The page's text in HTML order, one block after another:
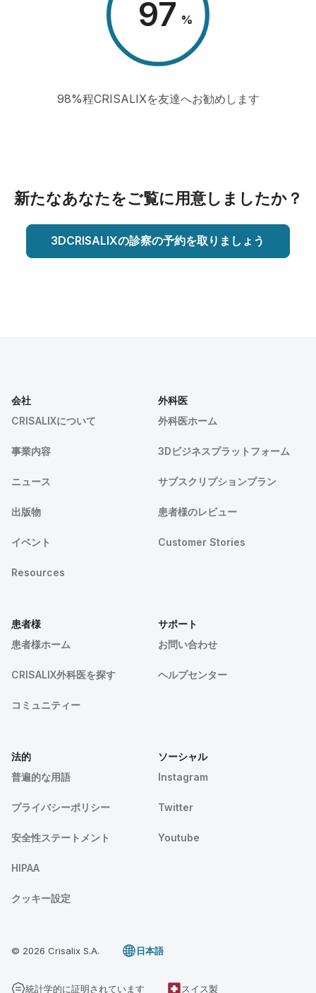
98 %
98%程CRISALIXを友達へお勧めします
新たなあなたをご覧に用意しましたか？
3DCRISALIXの診察の予約を取りましょう
会社
CRISALIXについて
事業内容
ニュース
出版物
イベント
Resources
外科医
外科医ホーム
3Dビジネスプラットフォーム
サブスクリプションプラン
患者様のレビュー
Customer Stories
患者様
患者様ホーム
CRISALIX外科医を探す
コミュニティー
サポート
お問い合わせ
ヘルプセンター
法的
普遍的な用語
プライバシーポリシー
安全性ステートメント
HIPAA
クッキー設定
ソーシャル
Instagram
Twitter
Youtube
© 2026 Crisalix S.A. 日本語
統計学的に証明されています スイス製